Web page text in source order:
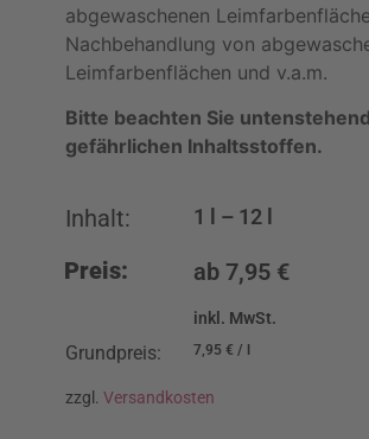
abgewaschenen
Nachbehandlung von
Leimfarbenflächen und v.a.m.
Bitte beachten Sie
gefährlichen Inhaltsstoffen.
Inhalt: 1 – 12
Preis: ab 7,95 €
inkl. MwSt.
Grundpreis: 7,95 € /
zzgl. Versandkosten